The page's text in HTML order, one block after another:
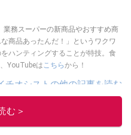
務スーパーの新商品やおすすめ商
商品あったんだ！」というワクワ
ハンティングすることが特技。食
、YouTubeはこちらから！
チオシストの他の記事を読む
む＞